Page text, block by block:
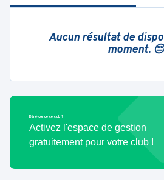
Aucun résultat de
moment. 😔
Bénévole de ce club ?
Activez l'espace de gestion
gratuitement pour votre club !